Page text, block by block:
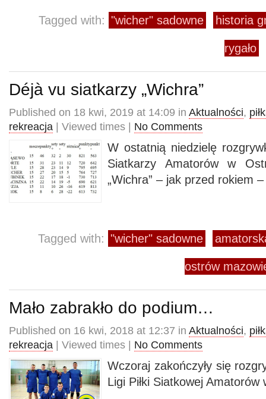
Tagged with: "wicher" sadowne historia
rygało
Déjà vu siatkarzy „Wichra”
Published on 18 kwi, 2019 at 14:09 in Aktualności,
rekreacja | Viewed times | No Comments
W ostatnią niedzielę
Siatkarzy Amatorów w
„Wichra” – jak przed rokiem
Tagged with: "wicher" sadowne
ostrów
Mało zabrakło do podium…
Published on 16 kwi, 2018 at 12:37 in Aktualności,
rekreacja | Viewed times | No Comments
Wczoraj zakończyły się
Ligi Piłki Siatkowej